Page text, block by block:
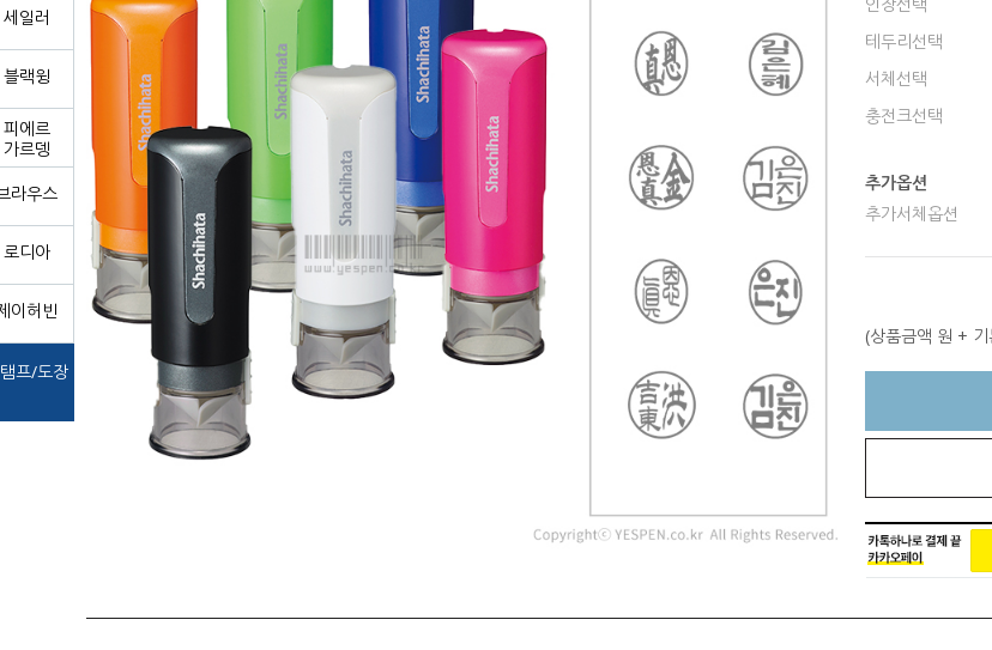
세일러
블랙윙
피에르
가르뎅
라우스
로디아
이허빈
프/도장
테두리선택
서체선택
충전크선택
추가옵션
추가서체옵션
(상품금액 원 + 기